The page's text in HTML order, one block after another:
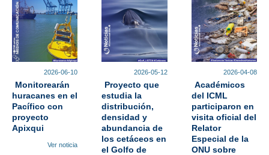
2026-06-10
Monitorearán
huracanes en el
Pacífico con
proyecto
Apixqui
Ver noticia
2026-05-12
Proyecto que
estudia la
distribución,
densidad y
abundancia de
los cetáceos en
el Golfo de
2026-04-08
Académicos
del ICML
participaron en
visita oficial del
Relator
Especial de la
ONU sobre